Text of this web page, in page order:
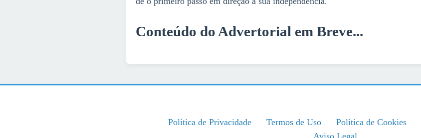
Conteúdo do Advertorial em Breve...
Política de Privacidade Termos de Uso Política de Cookies
Aviso Legal